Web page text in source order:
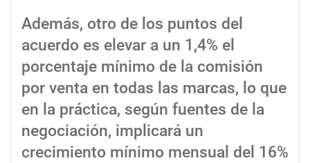
Además, otro de los puntos del
acuerdo es elevar a un 1,4% el
porcentaje mínimo de la comisión
por venta en todas las marcas, lo que
en la práctica, según fuentes de la
negociación, implicará un
crecimiento mínimo mensual del 16%